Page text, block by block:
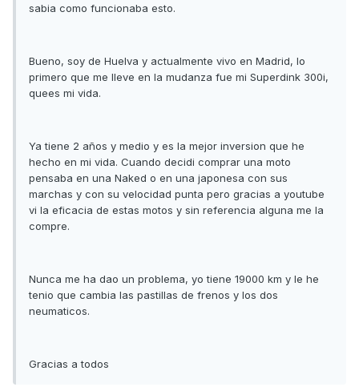
sabia como funcionaba esto.
Bueno, soy de Huelva y actualmente vivo en Madrid, lo
primero que me lleve en la mudanza fue mi Superdink 300i,
quees mi vida.
Ya tiene 2 años y medio y es la mejor inversion que he
hecho en mi vida. Cuando decidi comprar una moto
pensaba en una Naked o en una japonesa con sus
marchas y con su velocidad punta pero gracias a youtube
vi la eficacia de estas motos y sin referencia alguna me la
compre.
Nunca me ha dao un problema, yo tiene 19000 km y le he
tenio que cambia las pastillas de frenos y los dos
neumaticos.
Gracias a todos